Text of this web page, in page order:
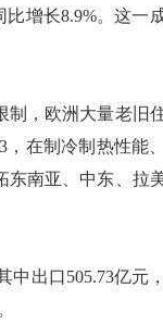
增长8.9%。这一
，欧洲大量老旧
，在制冷制热性能
东南亚、中东、拉
出口505.73亿元